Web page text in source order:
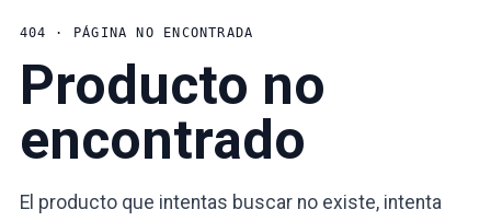
404 · PÁGINA NO ENCONTRADA
Producto no
encontrado
El producto que intentas buscar no existe, intenta